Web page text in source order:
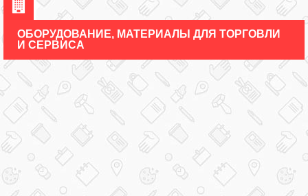
ОБОРУДОВАНИЕ, МАТЕРИАЛЫ ДЛЯ ТОРГОВЛИ
И СЕРВИСА